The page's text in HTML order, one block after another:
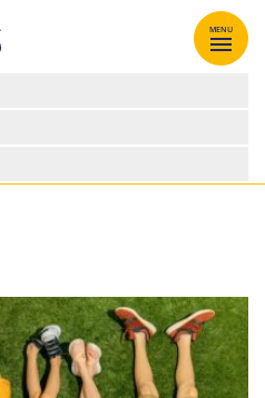
MENU